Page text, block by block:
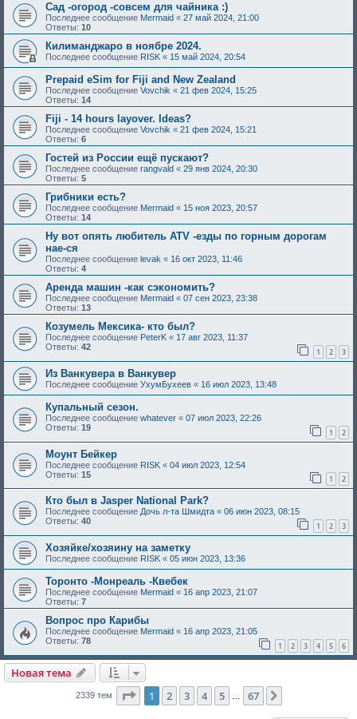
Сад -огород -совсем для чайника :)
Последнее сообщение Mermaid « 27 май 2024, 21:00
Ответы: 10
Килиманджаро в ноябре 2024.
Последнее сообщение RISK « 15 май 2024, 20:54
Prepaid eSim for Fiji and New Zealand
Последнее сообщение Vovchik « 21 фев 2024, 15:25
Ответы: 14
Fiji - 14 hours layover. Ideas?
Последнее сообщение Vovchik « 21 фев 2024, 15:21
Ответы: 6
Гостей из России ещё пускают?
Последнее сообщение rangvald « 29 янв 2024, 20:30
Ответы: 5
Грибники есть?
Последнее сообщение Mermaid « 15 ноя 2023, 20:57
Ответы: 14
Ну вот опять любитель ATV -езды по горным дорогам
нае-ся
Последнее сообщение levak « 16 окт 2023, 11:46
Ответы: 4
Аренда машин -как сэкономить?
Последнее сообщение Mermaid « 07 сен 2023, 23:38
Ответы: 13
Козумель Мексика- кто был?
Последнее сообщение PeterK « 17 авг 2023, 11:37
Ответы: 42 1 2 3
Из Ванкувера в Ванкувер
Последнее сообщение УхумБухеев « 16 июл 2023, 13:48
Купальный сезон.
Последнее сообщение whatever « 07 июл 2023, 22:26
Ответы: 19 1 2
Моунт Бейкер
Последнее сообщение RISK « 04 июл 2023, 12:54
Ответы: 15 1 2
Кто был в Jasper National Park?
Последнее сообщение Дочь л-та Шмидта « 06 июн 2023, 08:15
Ответы: 40 1 2 3
Хозяйке/хозяину на заметку
Последнее сообщение RISK « 05 июн 2023, 13:36
Торонто -Монреаль -Квебек
Последнее сообщение Mermaid « 16 апр 2023, 21:07
Ответы: 7
Вопрос про Карибы
Последнее сообщение Mermaid « 16 апр 2023, 21:05
Ответы: 78 1 2 3 4 5 6
Новая тема
2339 тем Страница из 67
1 2 3 4 5 67